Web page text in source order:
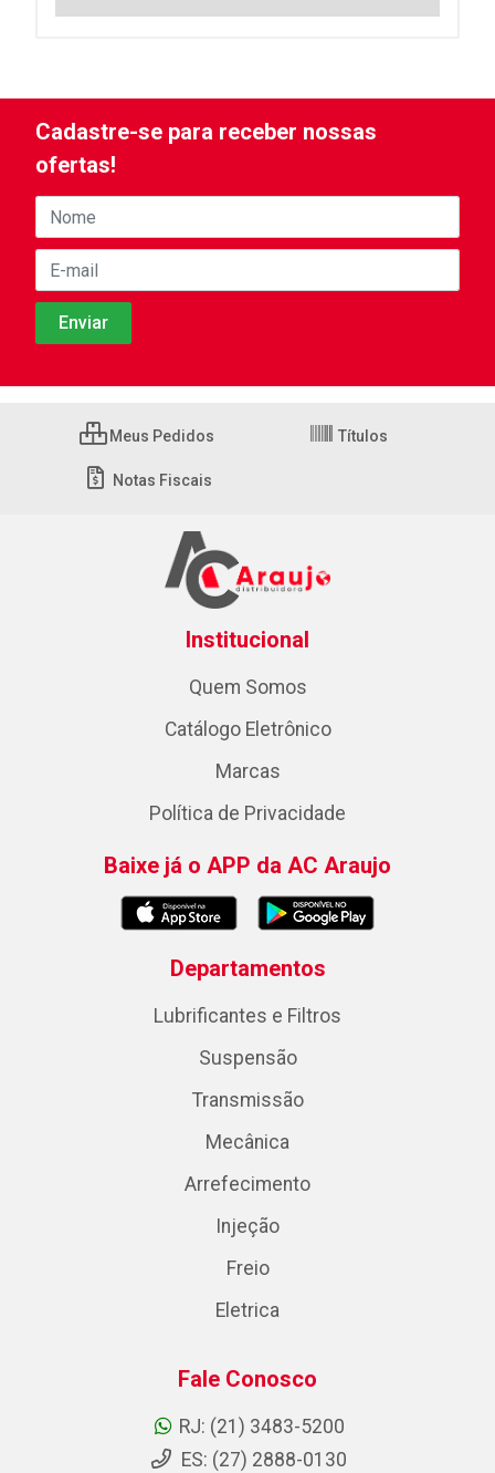
Cadastre-se para receber nossas
ofertas!
Meus Pedidos Títulos
Notas Fiscais
Institucional
Quem Somos
Catálogo Eletrônico
Marcas
Política de Privacidade
Baixe já o APP da AC Araujo
Departamentos
Lubrificantes e Filtros
Suspensão
Transmissão
Mecânica
Arrefecimento
Injeção
Freio
Eletrica
Fale Conosco
RJ: (21) 3483-5200
ES: (27) 2888-0130